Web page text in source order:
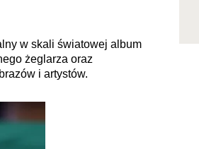
w skali światowej album
żeglarza oraz
i artystów.